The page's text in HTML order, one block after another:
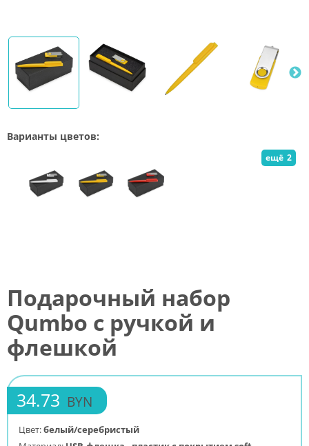
Варианты цветов:
ещё 2
Подарочный набор
Qumbo с ручкой и
флешкой
34.73 BYN
Цвет:белый/серебристый